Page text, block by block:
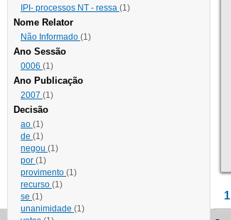
IPI- processos NT - ressa (1)
Nome Relator
Não Informado (1)
Ano Sessão
0006 (1)
Ano Publicação
2007 (1)
Decisão
ao (1)
de (1)
negou (1)
por (1)
provimento (1)
recurso (1)
se (1)
unanimidade (1)
1